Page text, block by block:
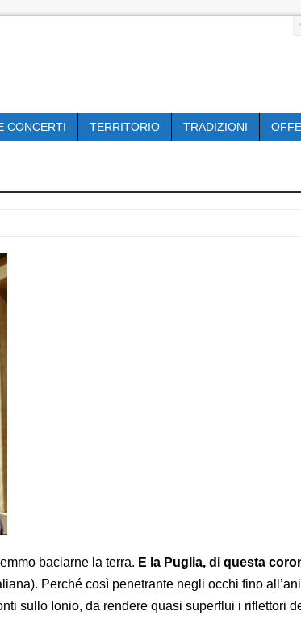
CONCERTI TERRITORIO TRADIZIONI
baciarne la terra. E la Puglia, di questa
Perché così penetrante negli occhi fino
sullo Ionio, da rendere quasi superflui i riflettori